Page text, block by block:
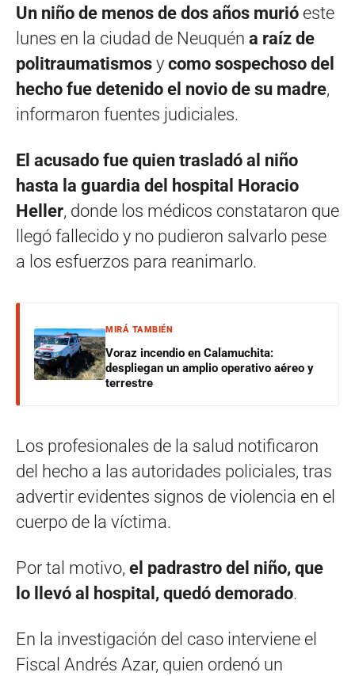
Un niño de menos de dos años murió este
lunes en la ciudad de Neuquén a raíz de
politraumatismos y como sospechoso del
hecho fue detenido el novio de su madre,
informaron fuentes judiciales.
El acusado fue quien trasladó al niño
hasta la guardia del hospital Horacio
Heller, donde los médicos constataron que
llegó fallecido y no pudieron salvarlo pese
a los esfuerzos para reanimarlo.
MIRÁ TAMBIÉN
Voraz incendio en Calamuchita:
despliegan un amplio operativo aéreo y
terrestre
Los profesionales de la salud notificaron
del hecho a las autoridades policiales, tras
advertir evidentes signos de violencia en el
cuerpo de la víctima.
Por tal motivo, el padrastro del niño, que
lo llevó al hospital, quedó demorado.
En la investigación del caso interviene el
Fiscal Andrés Azar, quien ordenó un